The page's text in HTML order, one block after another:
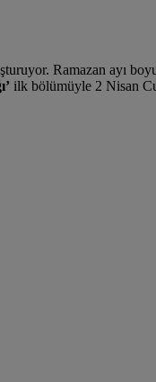
Ramazan ayı
ilk bölümüyle 2 Nisan